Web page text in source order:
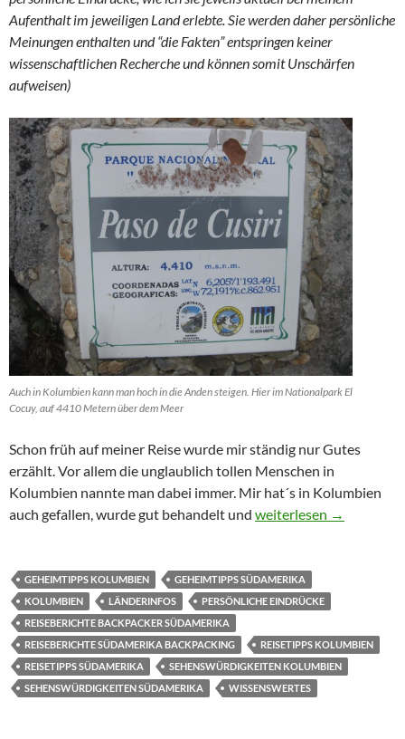
Aufenthalt im jeweiligen Land erlebte. Sie werden daher persönliche
Meinungen enthalten und “die Fakten” entspringen keiner
wissenschaftlichen Recherche und können somit Unschärfen
aufweisen)
Auch in Kolumbien kann man hoch in die Anden steigen. Hier im Nationalpark El
Cocuy, auf 4410 Metern über dem Meer
Schon früh auf meiner Reise wurde mir ständig nur Gutes
erzählt. Vor allem die unglaublich tollen Menschen in
Kolumbien nannte man dabei immer. Mir hat´s in Kolumbien
auch gefallen, wurde gut behandelt und Kolumbien:
weiterlesen →
GEHEIMTIPPS KOLUMBIEN
GEHEIMTIPPS SÜDAMERIKA
KOLUMBIEN
LÄNDERINFOS
PERSÖNLICHE EINDRÜCKE
REISEBERICHTE BACKPACKER SÜDAMERIKA
REISEBERICHTE SÜDAMERIKA BACKPACKING
REISETIPPS KOLUMBIEN
REISETIPPS SÜDAMERIKA
SEHENSWÜRDIGKEITEN KOLUMBIEN
SEHENSWÜRDIGKEITEN SÜDAMERIKA
WISSENSWERTES